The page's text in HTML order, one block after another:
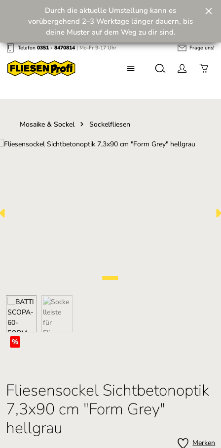
Zum Hauptinhalt springen
Zukunft! 💪
Durch die aktuelle Umstellung kann es
vorübergehend 2–3 Werktage länger dauern, bis
deine Muster auf dem Weg zu dir sind.
Telefon0351 - 8470814| Mo-Fr 9-17 Uhr Frage uns!
Mosaike & Sockel Sockelfliesen
Bildergalerie überspringen
%
Fliesensockel Sichtbetonoptik
7,3x90 cm "Form Grey"
hellgrau
Merken